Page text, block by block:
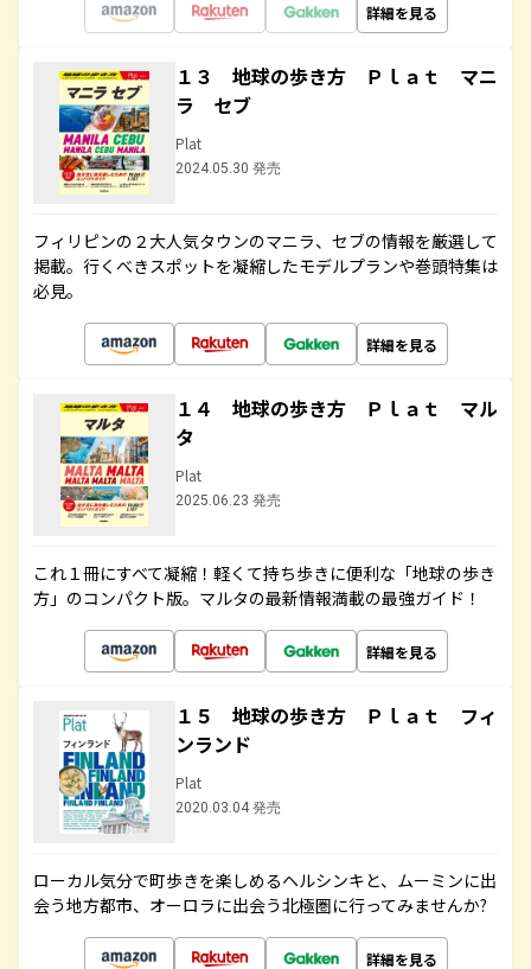
詳細を見る
１３ 地球の歩き方 Ｐｌａｔ マニ
ラ セブ
Plat
2024.05.30 発売
フィリピンの２大人気タウンのマニラ、セブの情報を厳選して
掲載。行くべきスポットを凝縮したモデルプランや巻頭特集は
必見。
詳細を見る
１４ 地球の歩き方 Ｐｌａｔ マル
タ
Plat
2025.06.23 発売
これ１冊にすべて凝縮！軽くて持ち歩きに便利な「地球の歩き
方」のコンパクト版。マルタの最新情報満載の最強ガイド！
詳細を見る
１５ 地球の歩き方 Ｐｌａｔ フィ
ンランド
Plat
2020.03.04 発売
ローカル気分で町歩きを楽しめるヘルシンキと、ムーミンに出
会う地方都市、オーロラに出会う北極圏に行ってみませんか?
詳細を見る